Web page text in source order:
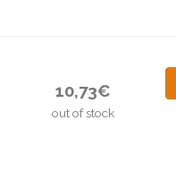
10,73€
out of stock